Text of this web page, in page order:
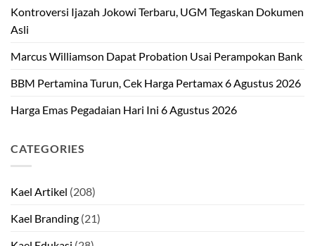
Kontroversi Ijazah Jokowi Terbaru, UGM Tegaskan Dokumen
Asli
Marcus Williamson Dapat Probation Usai Perampokan Bank
BBM Pertamina Turun, Cek Harga Pertamax 6 Agustus 2026
Harga Emas Pegadaian Hari Ini 6 Agustus 2026
CATEGORIES
Kael Artikel (208)
Kael Branding (21)